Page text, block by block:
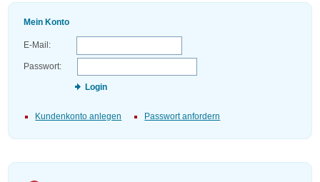
Mein Konto
E-Mail:
Passwort:
Login
Kundenkonto anlegen Passwort anfordern